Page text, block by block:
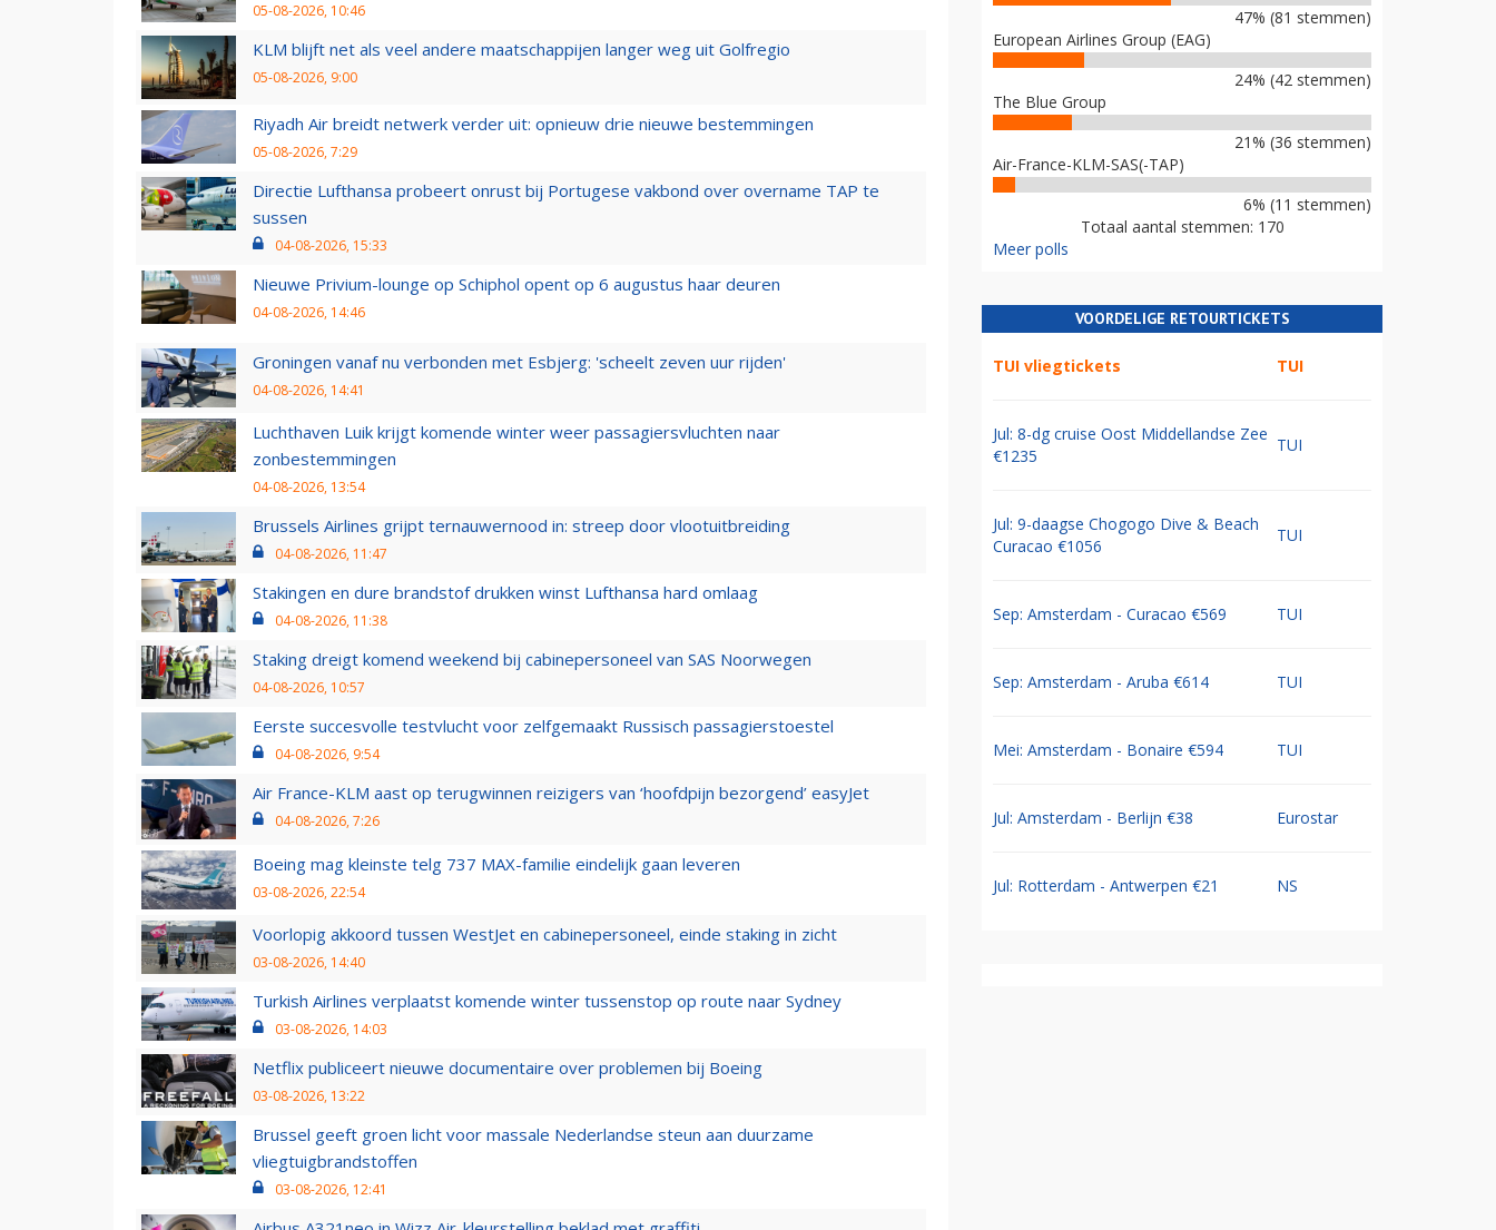
05-08-2026, 10:46
KLM blijft net als veel andere maatschappijen langer weg uit Golfregio
05-08-2026, 9:00
Riyadh Air breidt netwerk verder uit: opnieuw drie nieuwe bestemmingen
05-08-2026, 7:29
Directie Lufthansa probeert onrust bij Portugese vakbond over overname TAP te
sussen
04-08-2026, 15:33
Nieuwe Privium-lounge op Schiphol opent op 6 augustus haar deuren
04-08-2026, 14:46
Groningen vanaf nu verbonden met Esbjerg: 'scheelt zeven uur rijden'
04-08-2026, 14:41
Luchthaven Luik krijgt komende winter weer passagiersvluchten naar
zonbestemmingen
04-08-2026, 13:54
Brussels Airlines grijpt ternauwernood in: streep door vlootuitbreiding
04-08-2026, 11:47
Stakingen en dure brandstof drukken winst Lufthansa hard omlaag
04-08-2026, 11:38
Staking dreigt komend weekend bij cabinepersoneel van SAS Noorwegen
04-08-2026, 10:57
Eerste succesvolle testvlucht voor zelfgemaakt Russisch passagierstoestel
04-08-2026, 9:54
Air France-KLM aast op terugwinnen reizigers van ‘hoofdpijn bezorgend’ easyJet
04-08-2026, 7:26
Boeing mag kleinste telg 737 MAX-familie eindelijk gaan leveren
03-08-2026, 22:54
Voorlopig akkoord tussen WestJet en cabinepersoneel, einde staking in zicht
03-08-2026, 14:40
Turkish Airlines verplaatst komende winter tussenstop op route naar Sydney
03-08-2026, 14:03
Netflix publiceert nieuwe documentaire over problemen bij Boeing
03-08-2026, 13:22
Brussel geeft groen licht voor massale Nederlandse steun aan duurzame
vliegtuigbrandstoffen
03-08-2026, 12:41
47% (81 stemmen)
European Airlines Group (EAG)
24% (42 stemmen)
The Blue Group
21% (36 stemmen)
Air-France-KLM-SAS(-TAP)
6% (11 stemmen)
Totaal aantal stemmen: 170
Meer polls
VOORDELIGE RETOURTICKETS
TUI vliegtickets TUI
Jul: 8-dg cruise Oost Middellandse Zee
€1235
TUI
Jul: 9-daagse Chogogo Dive & Beach
Curacao €1056
TUI
Sep: Amsterdam - Curacao €569 TUI
Sep: Amsterdam - Aruba €614 TUI
Mei: Amsterdam - Bonaire €594 TUI
Jul: Amsterdam - Berlijn €38 Eurostar
Jul: Rotterdam - Antwerpen €21 NS